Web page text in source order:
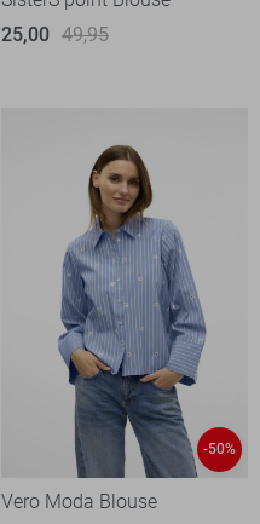
25,00 49,95
-50%
Vero Moda Blouse